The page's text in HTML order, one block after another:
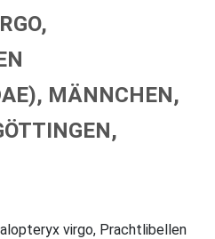
MÄNNCHEN,
virgo, Prachtlibellen